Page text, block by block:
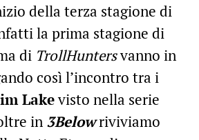
della terza stagione di
la prima stagione di
di TrollHuntersvanno in
così l’incontro tra i
Lakevisto nella serie
in 3Belowriviviamo